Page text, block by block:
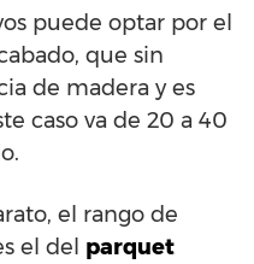
puede optar por el
que sin
de madera y es
caso va de 20 a 40
el rango de
el del parquet